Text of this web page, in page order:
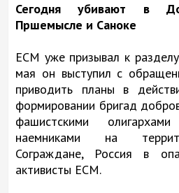
Сегодня убивают в
Пршемысле и Саноке
ЕСМ уже призывал к
мая он выступил с
приводить планы в
формировании бригад
фашистскими
наемниками на
Сограждане, Россия в
активисты ЕСМ.